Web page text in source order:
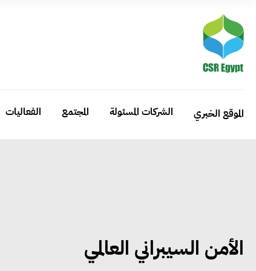
الموقع الخبري الشركات المسئولة المجتمع الفعاليات
الأمن السيبراني العالمي